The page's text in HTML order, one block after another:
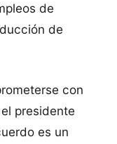
de
de
con
presidente
es un